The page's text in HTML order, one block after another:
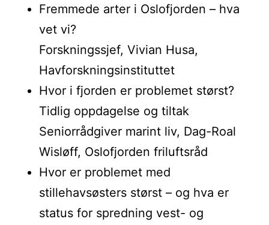
Fremmede arter i Oslofjorden – hva
vet vi?
Forskningssjef, Vivian Husa,
Havforskningsinstituttet
Hvor i fjorden er problemet størst?
Tidlig oppdagelse og tiltak
Seniorrådgiver marint liv, Dag-Roal
Wisløff, Oslofjorden friluftsråd
Hvor er problemet med
stillehavsøsters størst – og hva er
status for spredning vest- og